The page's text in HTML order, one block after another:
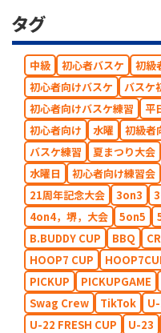
タグ
中級 初心者バスケ
初級
初心者向けバスケ
バスケ
初心者向けバスケ練習
平
初心者向け
水曜 初級者
バスケ練習
夏まつり大会
水曜日
初心者向け練習会
21周年記念大会
3on3
4on4，堺，大会
5on5
B.BUDDY CUP
BBQ
HOOP7 CUP
PICKUP
PICKUPGAME
Swag Crew
TikTok
U-22 FRESH CUP
U-23